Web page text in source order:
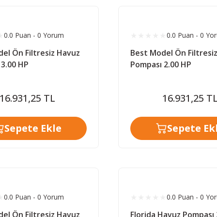
0.0 Puan - 0 Yorum
Ön Filtresiz Havuz
HP
TL
Sepete Ekle
0.0 Puan - 0
Best Model Ön
Pompası 2.00 HP
16.931,25
Sepete
0.0 Puan - 0 Yorum
Ön Filtresiz Havuz
0.0 Puan - 0
Florida Havuz